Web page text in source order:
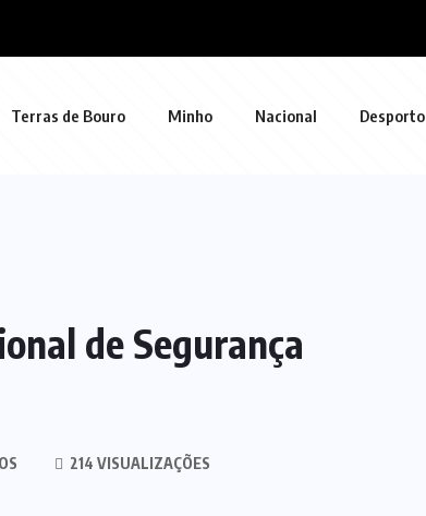
Terras de Bouro Minho Nacional Desporto
de Segurança
214 VISUALIZAÇÕES